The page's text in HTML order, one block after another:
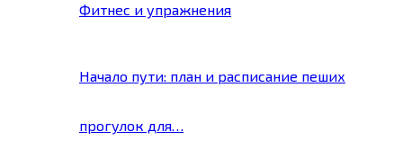
Фитнес и упражнения
Начало пути: план и расписание пеших
прогулок для…